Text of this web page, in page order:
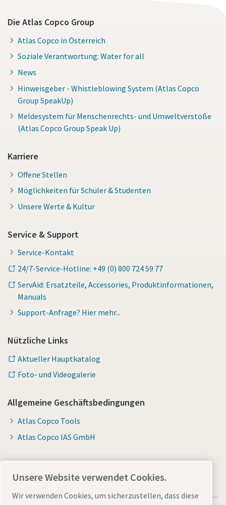
Die Atlas Copco Group
Atlas Copco in Österreich
Soziale Verantwortung: Water for all
News
Hinweisgeber - Whistleblowing System (Atlas Copco
Group SpeakUp)
Meldesystem für Menschenrechts- und Umweltverstöße
(Atlas Copco Group Speak Up)
Karriere
Offene Stellen
Möglichkeiten für Schüler & Studenten
Unsere Werte & Kultur
Service & Support
Service-Kontakt
24/7-Service-Hotline: +49 (0) 800 724 59 77
ServAid: Ersatzteile, Accessories, Produktinformationen,
Manuals
Support-Anfrage? Hier mehr...
Nützliche Links
Aktueller Hauptkatalog
Foto- und Videogalerie
Allgemeine Geschäftsbedingungen
Atlas Copco Tools
Atlas Copco IAS GmbH
Unsere Website verwendet Cookies.
Wir verwenden Cookies, um sicherzustellen, dass diese